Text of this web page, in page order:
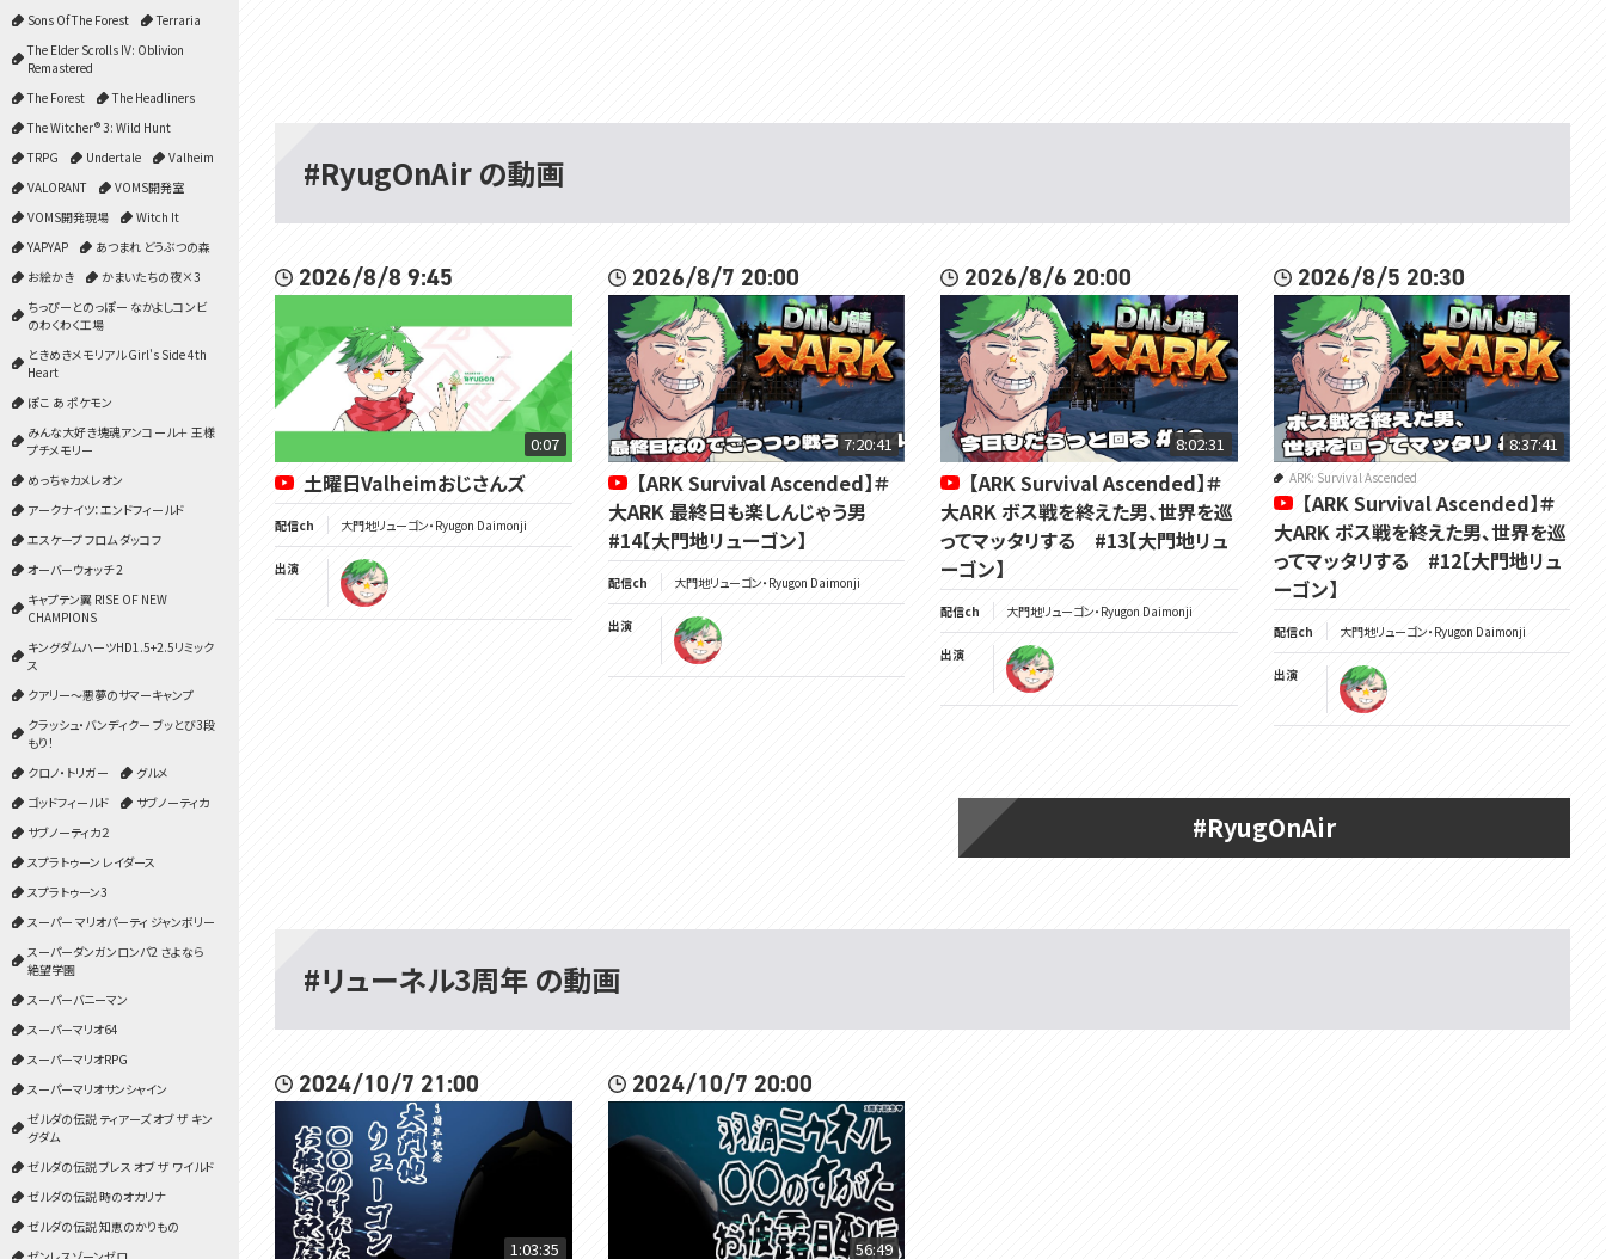
Sons Of The Forest
Terraria
The Elder Scrolls IV: Oblivion
Remastered
The Forest
The Headliners
The Witcher® 3: Wild Hunt
TRPG
Undertale
Valheim
VALORANT
VOMS開発室
VOMS開発現場
Witch It
YAPYAP
あつまれ どうぶつの森
お絵かき
かまいたちの夜×3
ちっぴーとのっぽー なかよしコンビ
のわくわく工場
ときめきメモリアル Girl's Side 4th
Heart
ぽこ あ ポケモン
みんな大好き塊魂アンコール＋ 王様
プチメモリー
めっちゃカメレオン
アークナイツ：エンドフィールド
エスケープ フロム ダッコフ
オーバーウォッチ 2
キャプテン翼 RISE OF NEW
CHAMPIONS
キングダムハーツHD1.5+2.5リミック
ス
クアリー～悪夢のサマーキャンプ
クラッシュ・バンディクー ブッとび3段
もり！
クロノ・トリガー
グルメ
ゴッドフィールド
サブノーティカ
サブノーティカ２
スプラトゥーン レイダース
スプラトゥーン3
スーパー マリオパーティ ジャンボリー
スーパーダンガンロンパ2 さよなら
絶望学園
スーパーバニーマン
スーパーマリオ64
スーパーマリオRPG
スーパーマリオサンシャイン
ゼルダの伝説 ティアーズ オブ ザ キン
グダム
ゼルダの伝説 ブレス オブ ザ ワイルド
ゼルダの伝説 時のオカリナ
ゼルダの伝説 知恵のかりもの
#RyugOnAir の動画
2026/8/8 9:45
0:07
土曜日Valheimおじさんズ
配信ch 大門地リューゴン・Ryugon Daimonji
出演
2026/8/7 20:00
7:20:41
【ARK Survival Ascended】＃
大ARK 最終日も楽しんじゃう男
#14【大門地リューゴン】
配信ch 大門地リューゴン・Ryugon Daimonji
出演
2026/8/6 20:00
8:02:31
【ARK Survival Ascended】＃
大ARK ボス戦を終えた男、世界を巡
ってマッタリする #13【大門地リュ
ーゴン】
配信ch 大門地リューゴン・Ryugon Daimonji
出演
2026/8/5 20:30
8:37:41
ARK: Survival Ascended
【ARK Survival Ascended】＃
大ARK ボス戦を終えた男、世界を巡
ってマッタリする #12【大門地リュ
ーゴン】
配信ch 大門地リューゴン・Ryugon Daimonji
出演
#RyugOnAir
#リューネル3周年 の動画
2024/10/7 21:00
1:03:35
2024/10/7 20:00
56:49